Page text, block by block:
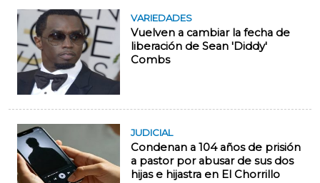
VARIEDADES
Vuelven a cambiar la fecha de
liberación de Sean 'Diddy'
Combs
JUDICIAL
Condenan a 104 años de prisión
a pastor por abusar de sus dos
hijas e hijastra en El Chorrillo